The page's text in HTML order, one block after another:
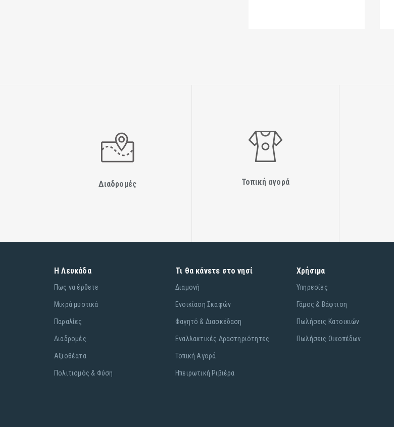
Διαδρομές Τοπική αγορά
Η Λευκάδα
Πως να έρθετε
Μικρά μυστικά
Παραλίες
Διαδρομές
Αξιοθέατα
Πολιτισμός & Φύση
Τι θα κάνετε στο νησί
Διαμονή
Ενοικίαση Σκαφών
Φαγητό & Διασκέδαση
Εναλλακτικές Δραστηριότητες
Τοπική Αγορά
Ηπειρωτική Ριβιέρα
Χρήσιμα
Υπηρεσίες
Γάμος & Βάφτιση
Πωλήσεις Κατοικιών
Πωλήσεις Οικοπέδων